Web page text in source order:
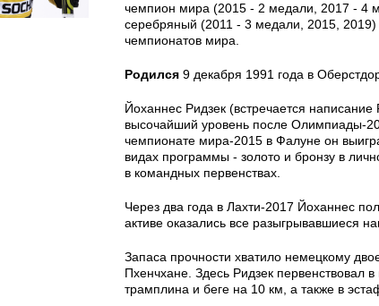
чемпион мира (2015 - 2 медали, 2017 - 4
серебряный (2011 - 3 медали, 2015,
чемпионатов мира.
Родился 9 декабря 1991 года в
Йоханнес Ридзек (встречается
высочайший уровень после Олимпиады-
чемпионате мира-2015 в Фалуне он
видах программы - золото и бронзу в
в командных первенствах.
Через два года в Лахти-2017 Йоханнес
активе оказались все разыгрывавшиеся
Запаса прочности хватило немецкому
Пхенчхане. Здесь Ридзек первенствовал
трамплина и беге на 10 км, а также в